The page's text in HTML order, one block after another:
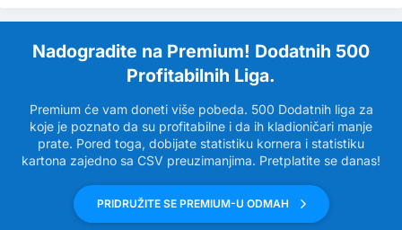
Nadogradite na Premium! Dodatnih 500
Profitabilnih Liga.
Premium će vam doneti više pobeda. 500 Dodatnih liga za
koje je poznato da su profitabilne i da ih kladioničari manje
prate. Pored toga, dobijate statistiku kornera i statistiku
kartona zajedno sa CSV preuzimanjima. Pretplatite se danas!
PRIDRUŽITE SE PREMIUM-U ODMAH